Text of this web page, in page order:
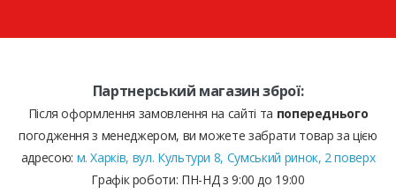
Партнерський магазин зброї:
Після оформлення замовлення на сайті та попереднього
погодження з менеджером, ви можете забрати товар за цією
адресою: м. Харків, вул. Культури 8, Сумський ринок, 2 поверх
Графік роботи: ПН-НД з 9:00 до 19:00